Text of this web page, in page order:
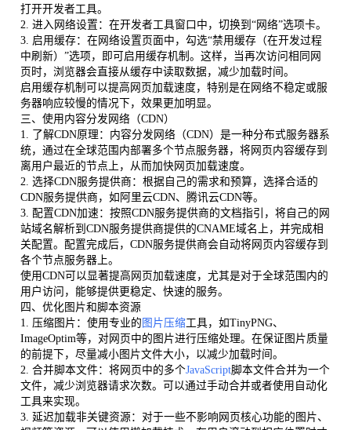
打开开发者工具。
2. 进入网络设置：在开发者工具窗口中，切换到“网络”选项卡。
3. 启用缓存：在网络设置页面中，勾选“禁用缓存（在开发过程
中刷新）”选项，即可启用缓存机制。这样，当再次访问相同网
页时，浏览器会直接从缓存中读取数据，减少加载时间。
启用缓存机制可以提高网页加载速度，特别是在网络不稳定或服
务器响应较慢的情况下，效果更加明显。
三、使用内容分发网络（CDN）
1. 了解CDN原理：内容分发网络（CDN）是一种分布式服务器系
统，通过在全球范围内部署多个节点服务器，将网页内容缓存到
离用户最近的节点上，从而加快网页加载速度。
2. 选择CDN服务提供商：根据自己的需求和预算，选择合适的
CDN服务提供商，如阿里云CDN、腾讯云CDN等。
3. 配置CDN加速：按照CDN服务提供商的文档指引，将自己的网
站域名解析到CDN服务提供商提供的CNAME域名上，并完成相
关配置。配置完成后，CDN服务提供商会自动将网页内容缓存到
各个节点服务器上。
使用CDN可以显著提高网页加载速度，尤其是对于全球范围内的
用户访问，能够提供更稳定、快速的服务。
四、优化图片和脚本资源
1. 压缩图片：使用专业的 图片压缩工具，如TinyPNG、
ImageOptim等，对网页中的图片进行压缩处理。在保证图片质量
的前提下，尽量减小图片文件大小，以减少加载时间。
2. 合并脚本文件：将网页中的多个JavaScript脚本文件合并为一个
文件，减少浏览器请求次数。可以通过手动合并或者使用自动化
工具来实现。
3. 延迟加载非关键资源：对于一些不影响网页核心功能的图片、